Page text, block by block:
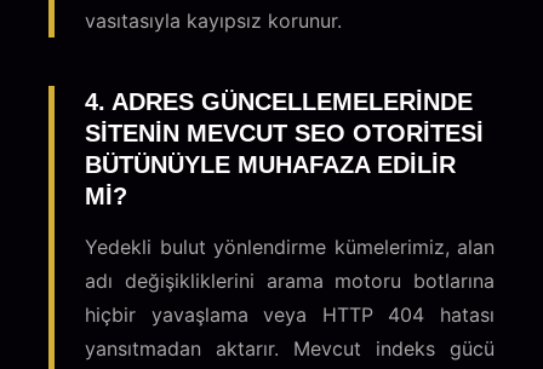
vasıtasıyla kayıpsız korunur.
4. ADRES GÜNCELLEMELERINDE
SITENIN MEVCUT SEO OTORITESI
BÜTÜNÜYLE MUHAFAZA EDILIR
MI?
Yedekli bulut yönlendirme kümelerimiz, alan
adı değişikliklerini arama motoru botlarına
hiçbir yavaşlama veya HTTP 404 hatası
yansıtmadan aktarır. Mevcut indeks gücü